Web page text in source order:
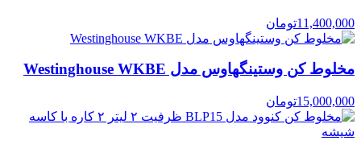
11,400,000تومان
مخلوط کن وستینگهاوس مدل Westinghouse WKBE
15,000,000تومان